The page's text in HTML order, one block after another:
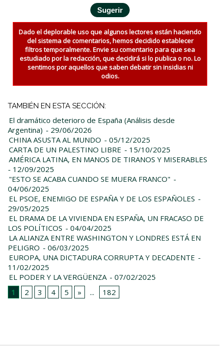
Dado el deplorable uso que algunos lectores están haciendo
del sistema de comentarios, hemos decidido establecer
filtros temporalmente. Envie su comentario para que sea
estudiado por la redacción, que decidirá si lo publica o no. Lo
sentimos por aquellos que saben debatir sin insidias ni
odios.
TAMBIÉN EN ESTA SECCIÓN:
El dramático deterioro de España (Análisis desde
Argentina) - 29/06/2026
CHINA ASUSTA AL MUNDO - 05/12/2025
CARTA DE UN PALESTINO LIBRE - 15/10/2025
AMÉRICA LATINA, EN MANOS DE TIRANOS Y MISERABLES
- 12/09/2025
"ESTO SE ACABA CUANDO SE MUERA FRANCO" -
04/06/2025
EL PSOE, ENEMIGO DE ESPAÑA Y DE LOS ESPAÑOLES -
29/05/2025
EL DRAMA DE LA VIVIENDA EN ESPAÑA, UN FRACASO DE
LOS POLÍTICOS - 04/04/2025
LA ALIANZA ENTRE WASHINGTON Y LONDRES ESTÁ EN
PELIGRO - 06/03/2025
EUROPA, UNA DICTADURA CORRUPTA Y DECADENTE -
11/02/2025
EL PODER Y LA VERGÜENZA - 07/02/2025
1
2 3 4 5 » ... 182